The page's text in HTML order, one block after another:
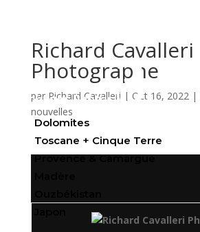
Voyages Photos3
Dolomites
Toscane + Cinque Terre
Provence & Camargue
Richard Cavalleri
Photographe
par Richard Cavalleri | Oct 16, 2022|
nouvelles